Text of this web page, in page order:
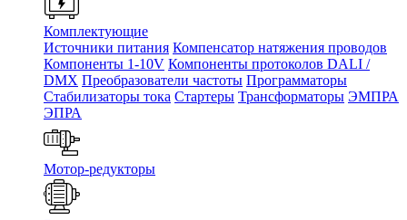
Комплектующие
Источники питания Компенсатор натяжения проводов
Компоненты 1-10V Компоненты протоколов DALI /
DMX Преобразователи частоты Программаторы
Стабилизаторы тока Стартеры Трансформаторы ЭМПРА
ЭПРА
Мотор-редукторы